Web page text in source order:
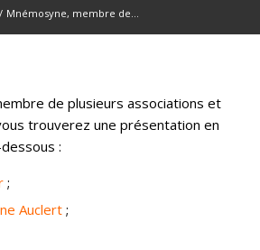
/ Mnémosyne, membre de…
de plusieurs associations et
trouverez une présentation en
:
;
Auclert;